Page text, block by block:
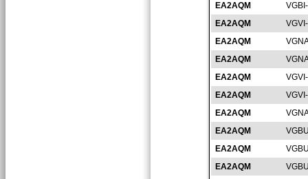
EA2AQM
EA2AQM
EA2AQM
EA2AQM
EA2AQM
EA2AQM
EA2AQM
EA2AQM
EA2AQM
EA2AQM